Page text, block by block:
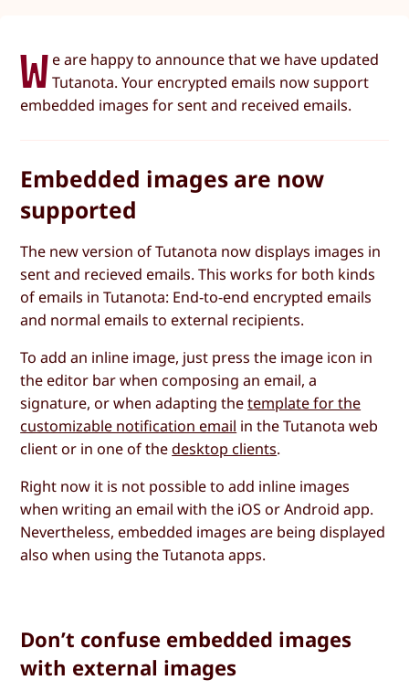
W e are happy to announce that we have updated
Tutanota. Your encrypted emails now support
embedded images for sent and received emails.
Embedded images are now
supported
The new version of Tutanota now displays images in
sent and recieved emails. This works for both kinds
of emails in Tutanota: End-to-end encrypted emails
and normal emails to external recipients.
To add an inline image, just press the image icon in
the editor bar when composing an email, a
signature, or when adapting thetemplate for the
customizable notification email in the Tutanota web
client or in one of thedesktop clients.
Right now it is not possible to add inline images
when writing an email with the iOS or Android app.
Nevertheless, embedded images are being displayed
also when using the Tutanota apps.
Don’t confuse embedded images
with external images